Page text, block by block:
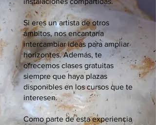
Si eres un artista de otros
ámbitos, nos encantaría
intercambiar ideas para ampliar
horizontes. Además, te
ofrecemos clases gratuitas
siempre que haya plazas
disponibles en los cursos que te
interesen.
Como parte de esta experiencia